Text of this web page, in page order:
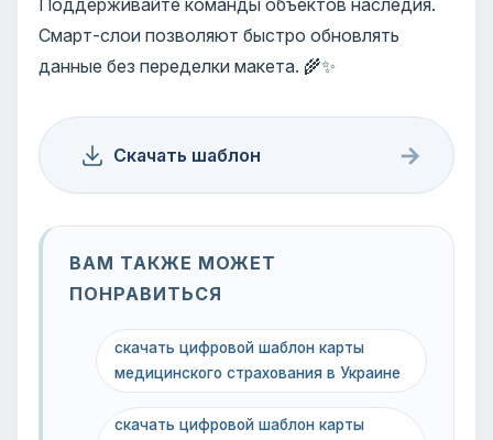
Смарт-слои позволяют быстро обновлять
данные без переделки макета. 🌾✨
Скачать шаблон →
ВАМ ТАКЖЕ МОЖЕТ
ПОНРАВИТЬСЯ
скачать цифровой шаблон карты
медицинского страхования в Украине
скачать цифровой шаблон карты